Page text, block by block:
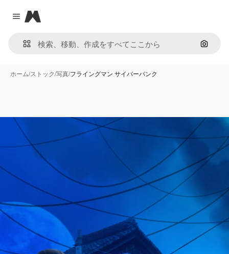
Close menu
Magnific
画像で
ホーム/ストック/写真/フライングマン サイバーパンク